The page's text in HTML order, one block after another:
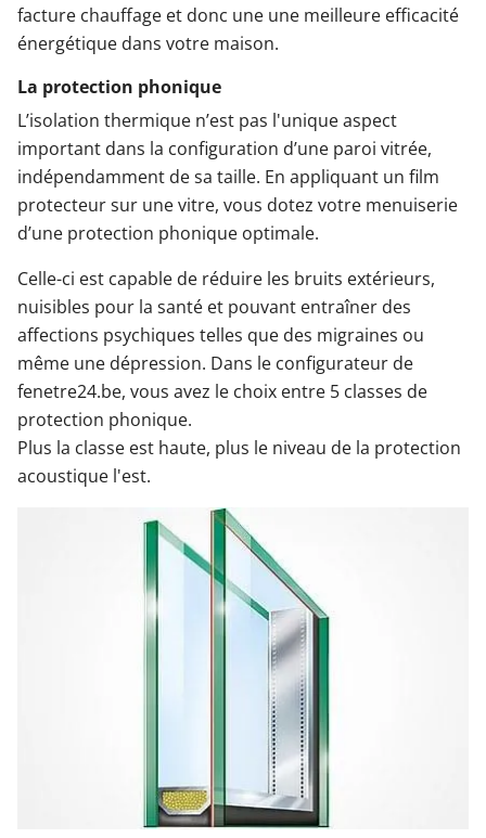
facture chauffage et donc une une meilleure efficacité
énergétique dans votre maison.
La protection phonique
L’isolation thermique n’est pas l'unique aspect
important dans la configuration d’une paroi vitrée,
indépendamment de sa taille. En appliquant un film
protecteur sur une vitre, vous dotez votre menuiserie
d’une protection phonique optimale.
Celle-ci est capable de réduire les bruits extérieurs,
nuisibles pour la santé et pouvant entraîner des
affections psychiques telles que des migraines ou
même une dépression. Dans le configurateur de
fenetre24.be, vous avez le choix entre 5 classes de
protection phonique.
Plus la classe est haute, plus le niveau de la protection
acoustique l'est.